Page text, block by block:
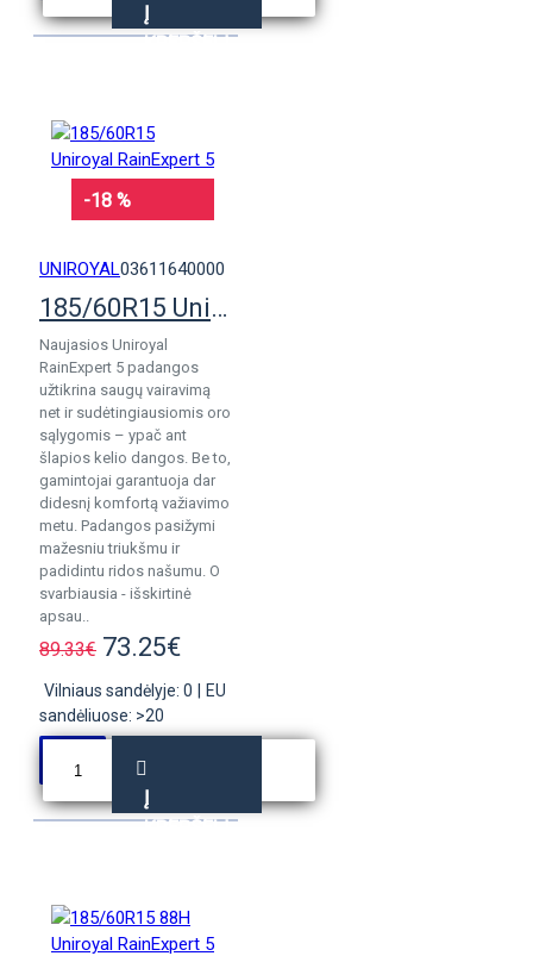
Į
KREPŠELĮ
-18 %
UNIROYAL03611640000
185/60R15 Uniroyal RainExpert 5
Naujasios Uniroyal
RainExpert 5 padangos
užtikrina saugų vairavimą
net ir sudėtingiausiomis oro
sąlygomis – ypač ant
šlapios kelio dangos. Be to,
gamintojai garantuoja dar
didesnį komfortą važiavimo
metu. Padangos pasižymi
mažesniu triukšmu ir
padidintu ridos našumu. O
svarbiausia - išskirtinė
apsau..
89.33€ 73.25€
Vilniaus sandėlyje: 0
EU
sandėliuose: >20
Į
KREPŠELĮ